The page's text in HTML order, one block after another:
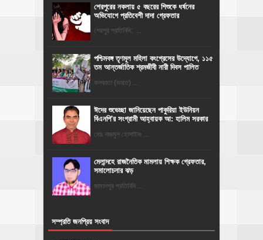
শেরপুরের নকলায় ৫ বছরের শিশুকে ধর্ষনের
অভিযোগে প্রতিবেশী দাদা গ্রেফতার
শেরপুর প্রতিনিধি: ...
পশ্চিমবঙ্গ তৃণমূল মহিলা কংগ্রেসের উদ্যোগে, ১১৫
তম আন্তর্জাতিক শ্রমজীবী নারী দিবস পালিত
কলকাতা (ভারত) ...
ঈদের শুভেচ্ছা জানিয়েছেন পাকুরিয়া ইউনিয়ন
বিএনপি'র সংগ্রামী আহ্বায়ক আ: হালিম সরকার
মোঃ নাজমুল হোসাইনঃ ...
মেলান্দহে রাজনৈতিক মামলায় শিক্ষক গ্রেফতার,
সমালোচনার ঝড়
জামালপুর প্রতিনিধি ...
সম্প্রতি জনপ্রিয় সংবাদ